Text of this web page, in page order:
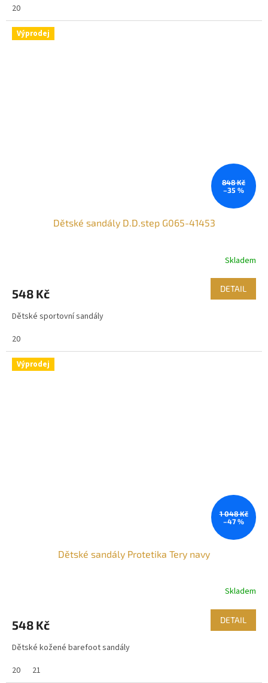
20
Výprodej
848 Kč
–35 %
Dětské sandály D.D.step G065-41453
Skladem
548 Kč DETAIL
Dětské sportovní sandály
20
Výprodej
1 048 Kč
–47 %
Dětské sandály Protetika Tery navy
Skladem
548 Kč DETAIL
Dětské kožené barefoot sandály
20
21